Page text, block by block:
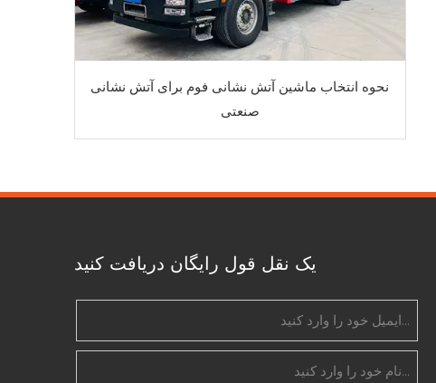
نحوه انتخاب ماشین آتش نشانی فوم برای آتش نشانی
صنعتی
یک نقل قول رایگان دریافت کنید